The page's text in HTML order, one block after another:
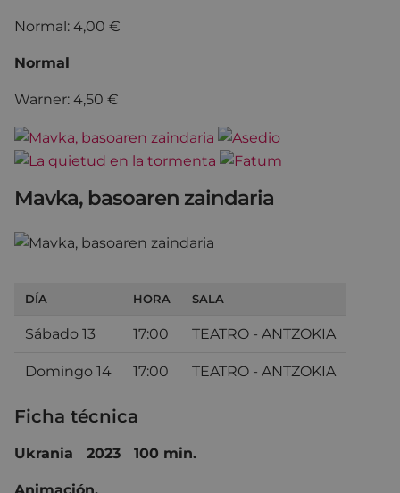
Normal: 4,00 €
Normal
Warner: 4,50 €
Mavka, basoaren zaindaria
DÍA HORA SALA
Sábado 13 17:00 TEATRO - ANTZOKIA
Domingo 14 17:00 TEATRO - ANTZOKIA
Ficha técnica
Ukrania 2023 100 min.